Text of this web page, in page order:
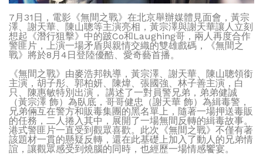
7月31日，電影《無間之戰》在北京舉辦媒體見面會，黃宗
澤、謝天華、陳山聰等主演亮相，黃宗澤與謝天華讓人立刻
想起《潛行狙擊》中的跛Co和Laughing哥，兩人再度合作
警匪片，上演一場矛盾與親情交織的雙雄戲碼，《無間之
戰》將於8月4日登陸優酷、愛奇藝首播。
《無間之戰》由麥浩邦執導，黃宗澤、謝天華、陳山聰領銜
主演，胡子彤、郭柏妍、陳煒、張國強、林子善主演，白
只、陳惠敏特別出演， 講述了一對員警兄弟，弟弟健誠
（黃宗澤 飾）為臥底，哥哥健忠（謝天華 飾）為緝毒警，
兄弟倆互在警方和販毒集團的黑名單上，隨著一場押送毒販
的任務，二人捲入其中，展開了一場無間反轉的緝毒故事。
港式警匪片一直受到觀眾喜歡。此次《無間之戰》不僅有著
該題材一貫的懸疑反轉，還在此基礎上加入了動人的兄弟情
誼，讓觀眾感受到燒腦的同時，也經歷一場情感饗宴。